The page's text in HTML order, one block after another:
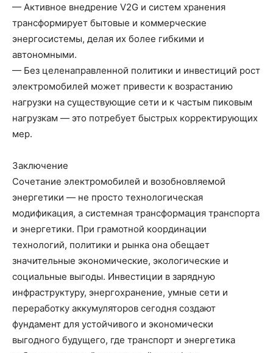
— Активное внедрение V2G и систем хранения
трансформирует бытовые и коммерческие
энергосистемы, делая их более гибкими и
автономными.
— Без целенаправленной политики и инвестиций рост
электромобилей может привести к возрастанию
нагрузки на существующие сети и к частым пиковым
нагрузкам — это потребует быстрых корректирующих
мер.
Заключение
Сочетание электромобилей и возобновляемой
энергетики — не просто технологическая
модификация, а системная трансформация транспорта
и энергетики. При грамотной координации
технологий, политики и рынка она обещает
значительные экономические, экологические и
социальные выгоды. Инвестиции в зарядную
инфраструктуру, энергохранение, умные сети и
переработку аккумуляторов сегодня создают
фундамент для устойчивого и экономически
выгодного будущего, где транспорт и энергетика